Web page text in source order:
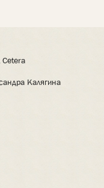
Калягина